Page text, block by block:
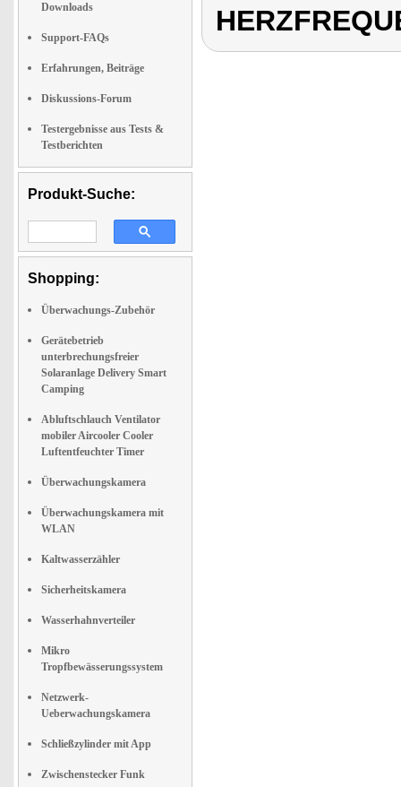
Downloads
Support-FAQs
Erfahrungen, Beiträge
Diskussions-Forum
Testergebnisse aus Tests &
Testberichten
Produkt-Suche:
Shopping:
Überwachungs-Zubehör
Gerätebetrieb
unterbrechungsfreier
Solaranlage Delivery Smart
Camping
Abluftschlauch Ventilator
mobiler Aircooler Cooler
Luftentfeuchter Timer
Überwachungskamera
Überwachungskamera mit
WLAN
Kaltwasserzähler
Sicherheitskamera
Wasserhahnverteiler
Mikro
Tropfbewässerungssystem
Netzwerk-
Ueberwachungskamera
Schließzylinder mit App
Zwischenstecker Funk